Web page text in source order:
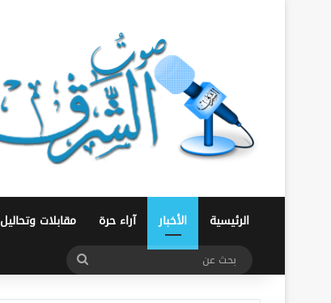
الرئيسية الأخبار آراء حرة مقابلات وتحاليل
بحث